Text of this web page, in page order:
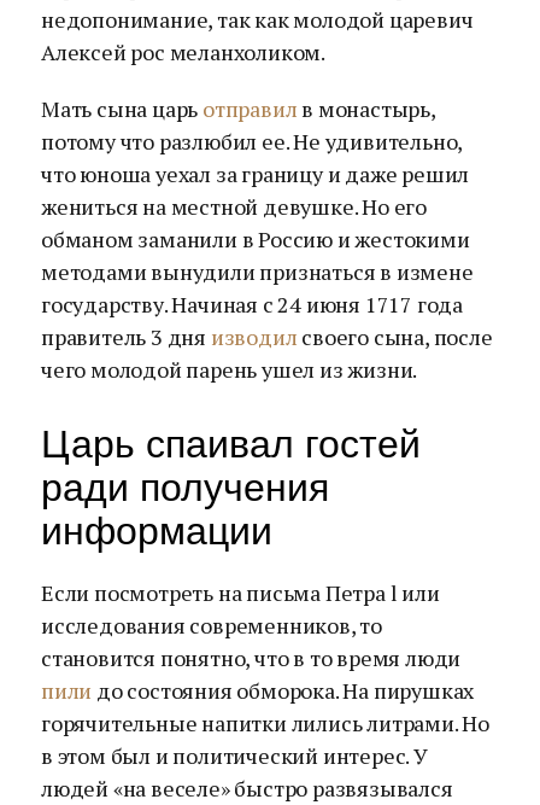
недопонимание, так как молодой царевич
Алексей рос меланхоликом.
Мать сына царь отправил в монастырь,
потому что разлюбил ее. Не удивительно,
что юноша уехал за границу и даже решил
жениться на местной девушке. Но его
обманом заманили в Россию и жестокими
методами вынудили признаться в измене
государству. Начиная с 24 июня 1717 года
правитель 3 дня изводил своего сына, после
чего молодой парень ушел из жизни.
Царь спаивал гостей
ради получения
информации
Если посмотреть на письма Петра l или
исследования современников, то
становится понятно, что в то время люди
пили до состояния обморока. На пирушках
горячительные напитки лились литрами. Но
в этом был и политический интерес. У
людей «на веселе» быстро развязывался